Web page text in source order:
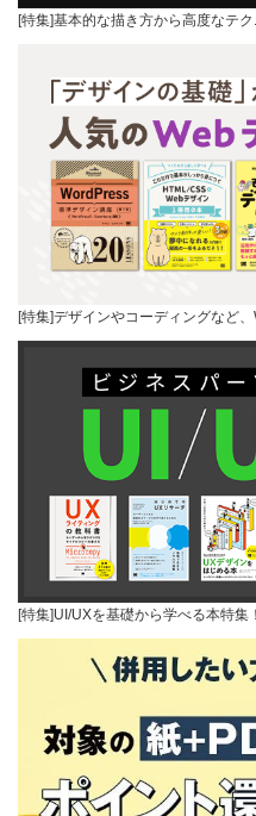
[特集]基本的な描き方から高度なテ
[特集]デザインやコーディングなど
[特集]UI/UXを基礎から学べる本特集